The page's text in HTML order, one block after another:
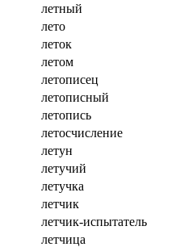
летный
лето
леток
летом
летописец
летописный
летопись
летосчисление
летун
летучий
летучка
летчик
летчик-испытатель
летчица